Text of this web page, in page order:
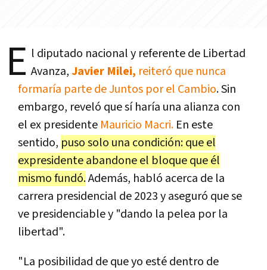
E l diputado nacional y referente de Libertad
Avanza,Javier Milei, reiteró que nunca
formaría parte de Juntos por el Cambio. Sin
embargo, reveló que sí haría una alianza con
el ex presidente Mauricio Macri. En este
sentido, puso solo una condición: que el
expresidente abandone el bloque que él
mismo fundó.Además, habló acerca de la
carrera presidencial de 2023 y aseguró que se
ve presidenciable y "dando la pelea por la
libertad".
"La posibilidad de que yo esté dentro de